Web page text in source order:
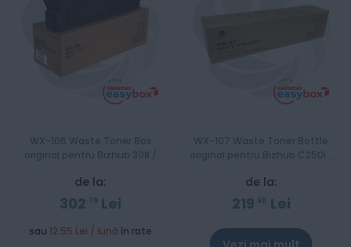
WX-106 Waste Toner Box
original pentru Bizhub 308 /
de la:
302 79 Lei
sau 12.55 Lei / lună în rate
WX-107 Waste Toner Bottle
original pentru Bizhub C250i /
de la:
219 60 Lei